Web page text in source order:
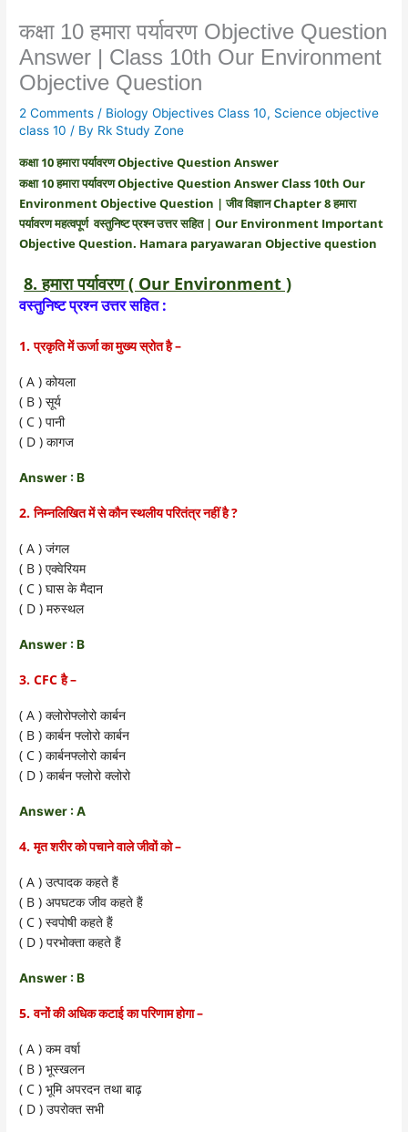
कक्षा 10 हमारा पर्यावरण Objective Question
Answer | Class 10th Our Environment
Objective Question
2 Comments / Biology Objectives Class 10, Science objective
class 10 / By Rk Study Zone
कक्षा 10 हमारा पर्यावरण Objective Question Answer
कक्षा 10 हमारा पर्यावरण Objective Question AnswerClass 10th Our
Environment Objective Question | जीव विज्ञान Chapter 8 हमारा
पर्यावरण महत्वपूर्ण वस्तुनिष्ट प्रश्न उत्तर सहित | Our Environment Important
Objective Question. Hamara paryawaran Objective question
8. हमारा पर्यावरण ( Our Environment )
वस्तुनिष्ट प्रश्न उत्तर सहित :
1.प्रकृति में ऊर्जा का मुख्य स्रोत है–
( A )कोयला
( B )सूर्य
( C )पानी
( D )कागज
Answer : B
2.निम्नलिखित में से कौन स्थलीय परितंत्र नहीं है?
( A )जंगल
( B )एक्वेरियम
( C )घास के मैदान
( D )मरुस्थल
Answer : B
3. CFCहै–
( A )क्लोरोफ्लोरो कार्बन
( B )कार्बन फ्लोरो कार्बन
( C )कार्बनफ्लोरो कार्बन
( D )कार्बन फ्लोरो क्लोरो
Answer : A
4.मृत शरीर को पचाने वाले जीवों को–
( A )उत्पादक कहते हैं
( B )अपघटक जीव कहते हैं
( C )स्वपोषी कहते हैं
( D )परभोक्ता कहते हैं
Answer : B
5.वनों की अधिक कटाई का परिणाम होगा–
( A )कम वर्षा
( B )भूस्खलन
( C )भूमि अपरदन तथा बाढ़
( D )उपरोक्त सभी